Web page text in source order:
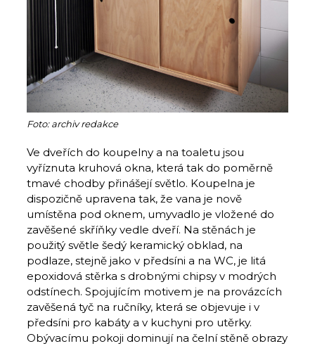
Foto: archiv redakce
Ve dveřích do koupelny a na toaletu jsou
vyříznuta kruhová okna, která tak do poměrně
tmavé chodby přinášejí světlo. Koupelna je
dispozičně upravena tak, že vana je nově
umístěna pod oknem, umyvadlo je vložené do
zavěšené skříňky vedle dveří. Na stěnách je
použitý světle šedý keramický obklad, na
podlaze, stejně jako v předsíni a na WC, je litá
epoxidová stěrka s drobnými chipsy v modrých
odstínech. Spojujícím motivem je na provázcích
zavěšená tyč na ručníky, která se objevuje i v
předsíni pro kabáty a v kuchyni pro utěrky.
Obývacímu pokoji dominují na čelní stěně obrazy